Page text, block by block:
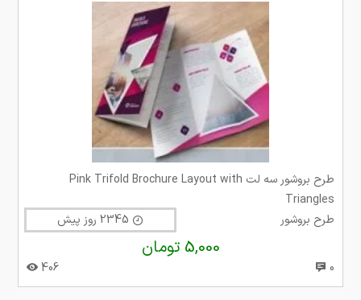
طرح بروشور سه لت Pink Trifold Brochure Layout with
Triangles
طرح بروشور
5,000 تومان
0
406